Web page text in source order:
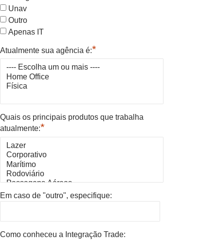
Unav
Outro
Apenas IT
Atualmente sua agência é:*
Quais os principais produtos que trabalha
atualmente:*
Em caso de "outro", especifique:
Como conheceu a Integração Trade: